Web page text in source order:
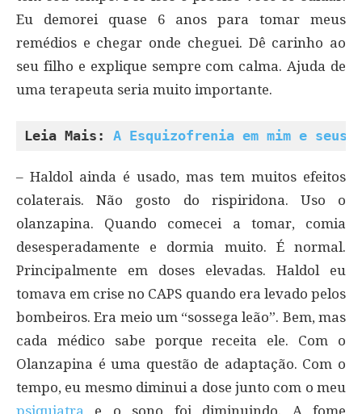
Eu demorei quase 6 anos para tomar meus
remédios e chegar onde cheguei. Dê carinho ao
seu filho e explique sempre com calma. Ajuda de
uma terapeuta seria muito importante.
Leia Mais: A Esquizofrenia em mim e seus
– Haldol ainda é usado, mas tem muitos efeitos
colaterais. Não gosto do rispiridona. Uso o
olanzapina. Quando comecei a tomar, comia
desesperadamente e dormia muito. É normal.
Principalmente em doses elevadas. Haldol eu
tomava em crise no CAPS quando era levado pelos
bombeiros. Era meio um “sossega leão”. Bem, mas
cada médico sabe porque receita ele. Com o
Olanzapina é uma questão de adaptação. Com o
tempo, eu mesmo diminui a dose junto com o meu
psiquiatra e o sono foi diminuindo. A fome